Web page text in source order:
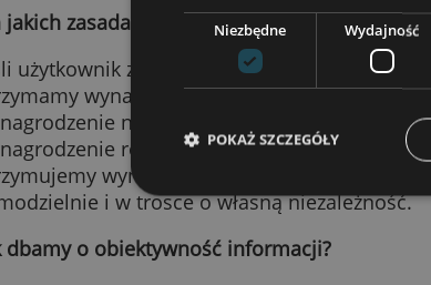
W celu rozpoczęcia porównywania
można rozpocząć porównywanie,
produktów, które mogą spełnić
wyszukiwanym haśle i popularności
popularność produktów mają wpływ
Na jakich zasadach otrzymujemy
Jeśli użytkownik złoży wniosek o
Ta strona używa
Używamy plików cookie
również informacje o
analitycznym, którzy
wyniku korzystania przez
Niezbędne